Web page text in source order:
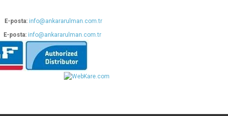
E-posta: info@ankararulman.com.tr
E-posta: info@ankararulman.com.tr